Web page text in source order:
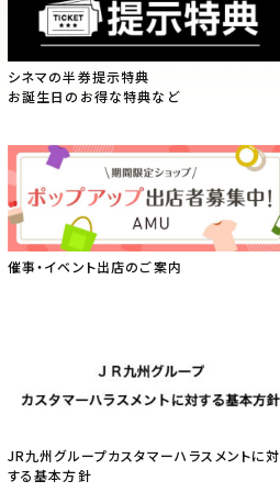
シネマの半券提示特典
お誕生日のお得な特典など
催事・イベント出店のご案内
JR九州グループカスタマーハラスメントに対
する基本方針